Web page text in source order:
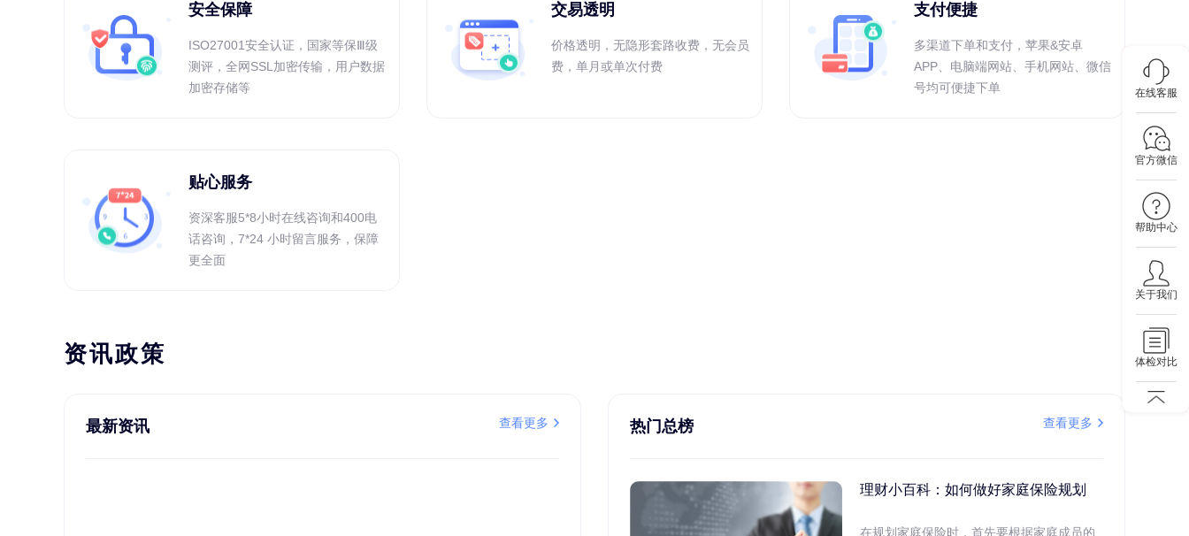
安全保障
ISO27001安全认证，国家等保Ⅲ级
测评，全网SSL加密传输，用户数据
加密存储等
交易透明
价格透明，无隐形套路收费，无会员
费，单月或单次付费
支付便捷
多渠道下单和支付，苹果&安卓
APP、电脑端网站、手机网站、微信
号均可便捷下单
贴心服务
资深客服5*8小时在线咨询和400电
话咨询，7*24 小时留言服务，保障
更全面
资讯政策
最新资讯 查看更多 热门总榜 查看更多
理财小百科：如何做好家庭保险规划
在规划家庭保险时，首先要根据家庭成员的
在线客服
官方微信
帮助中心
关于我们
体检对比